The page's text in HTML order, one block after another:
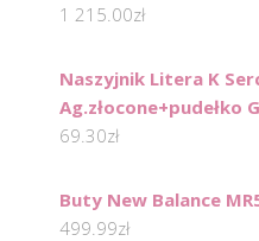
1 215.00zł
Naszyjnik Litera K
Ag.złocone+pudełko
69.30zł
Buty New Balance
499.99zł